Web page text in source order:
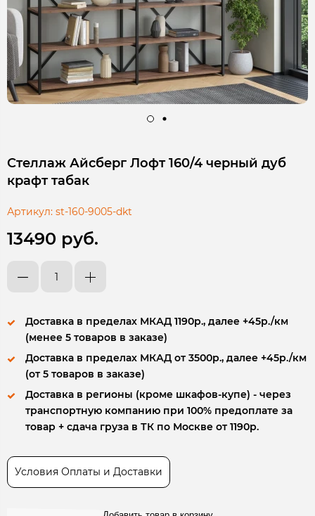
Стеллаж Айсберг Лофт 160/4 черный дуб
крафт табак
Артикул: st-160-9005-dkt
13490 руб.
Доставка в пределах МКАД 1190р., далее +45р./км
(менее 5 товаров в заказе)
Доставка в пределах МКАД от 3500р., далее +45р./км
(от 5 товаров в заказе)
Доставка в регионы (кроме шкафов-купе) - через
транспортную компанию при 100% предоплате за
товар + сдача груза в ТК по Москве от 1190р.
Условия Оплаты и Доставки